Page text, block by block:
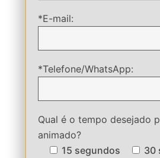
*E-mail:
*Telefone/WhatsApp:
Qual é o tempo desejado
animado?
15 segundos
30